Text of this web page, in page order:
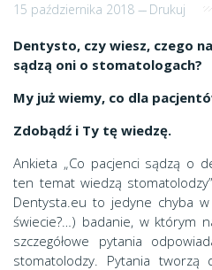
15 października 2018--- Drukuj
Dentysto, czy wiesz, czego
sądzą oni o stomatologach?
My już wiemy, co dla
Zdobądź i Ty tę wiedzę.
Ankieta „Co pacjenci sądzą o
ten temat wiedzą
Dentysta.eu to jedyne chyba
świecie?…) badanie, w którym
szczegółowe pytania
stomatolodzy. Pytania tworzą